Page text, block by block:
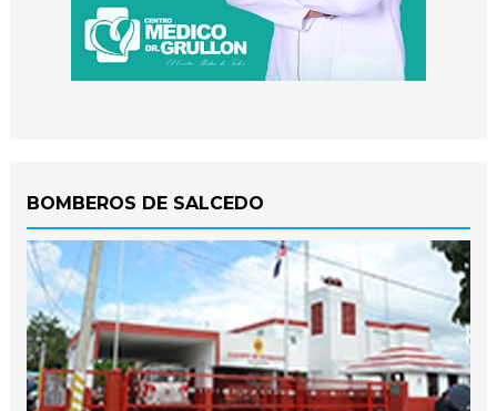
BOMBEROS DE SALCEDO